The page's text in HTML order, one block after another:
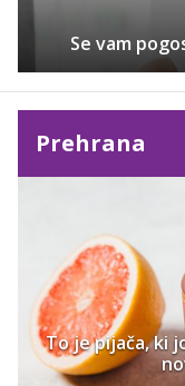
Se vam
Prehrana
To je pijača, ki